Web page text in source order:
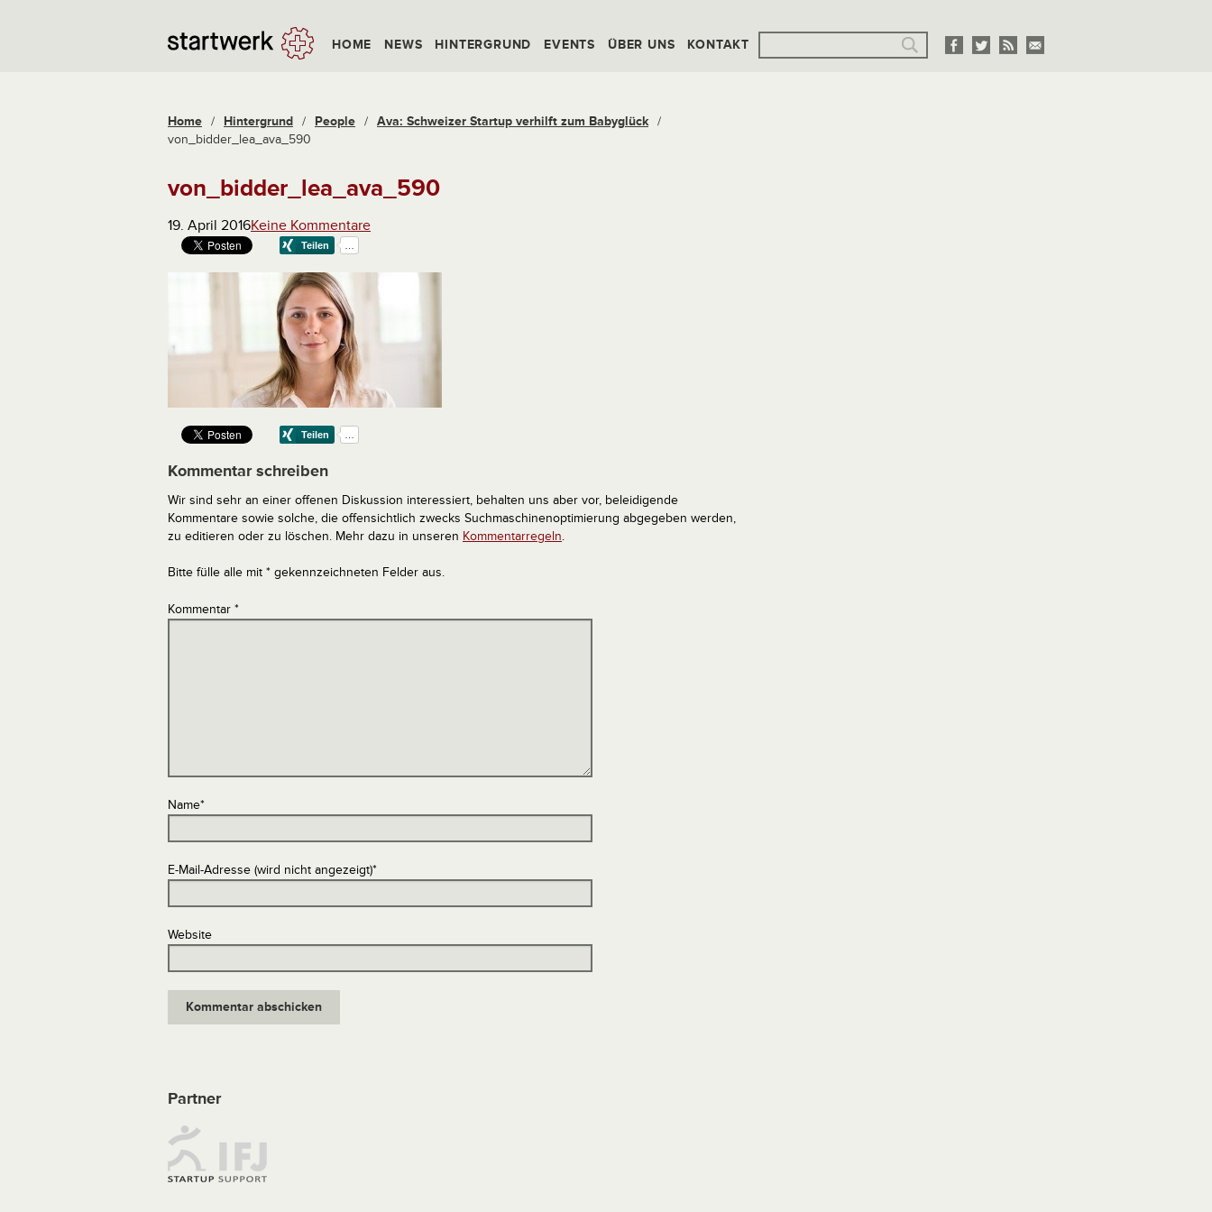
HOME NEWS HINTERGRUND EVENTS ÜBER UNS KONTAKT
Home / Hintergrund / People / Ava: Schweizer Startup verhilft zum Babyglück /
von_bidder_lea_ava_590
von_bidder_lea_ava_590
19. April 2016Keine Kommentare
Kommentar schreiben
Wir sind sehr an einer offenen Diskussion interessiert, behalten uns aber vor, beleidigende
Kommentare sowie solche, die offensichtlich zwecks Suchmaschinenoptimierung abgegeben werden,
zu editieren oder zu löschen. Mehr dazu in unseren Kommentarregeln.
Bitte fülle alle mit * gekennzeichneten Felder aus.
Kommentar *
Name*
E-Mail-Adresse (wird nicht angezeigt)*
Website
Partner